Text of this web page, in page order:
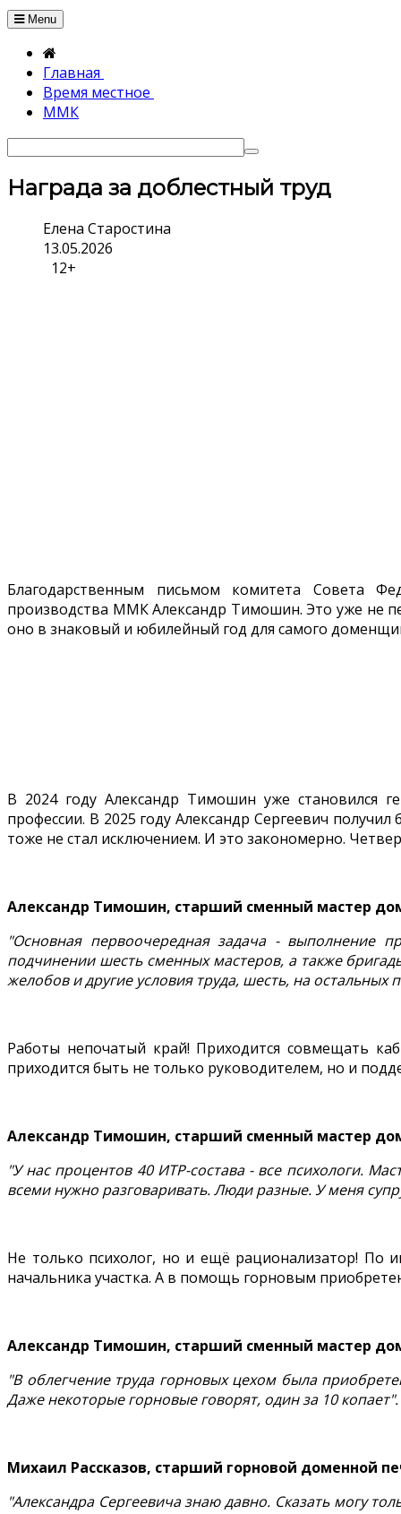
Menu
Главная
Время местное
ММК
Награда за доблестный труд
Елена Старостина
13.05.2026
12+
Благодарственным письмом комитета Совета
производства ММК Александр Тимошин. Это уже не
оно в знаковый и юбилейный год для самого
В 2024 году Александр Тимошин уже становился
профессии. В 2025 году Александр Сергеевич
тоже не стал исключением. И это закономерно.
Александр Тимошин, старший сменный мастер
"Основная первоочередная задача - выполнение
подчинении шесть сменных мастеров, а также
желобов и другие условия труда, шесть, на остальных
Работы непочатый край! Приходится совмещать
приходится быть не только руководителем, но и
Александр Тимошин, старший сменный мастер
"У нас процентов 40 ИТР-состава - все психологи.
всеми нужно разговаривать. Люди разные. У меня
Не только психолог, но и ещё рационализатор! По
начальника участка. А в помощь горновым
Александр Тимошин, старший сменный мастер
"В облегчение труда горновых цехом была
Даже некоторые горновые говорят, один за 10 копает".
Михаил Рассказов, старший горновой доменной
"Александра Сергеевича знаю давно. Сказать могу